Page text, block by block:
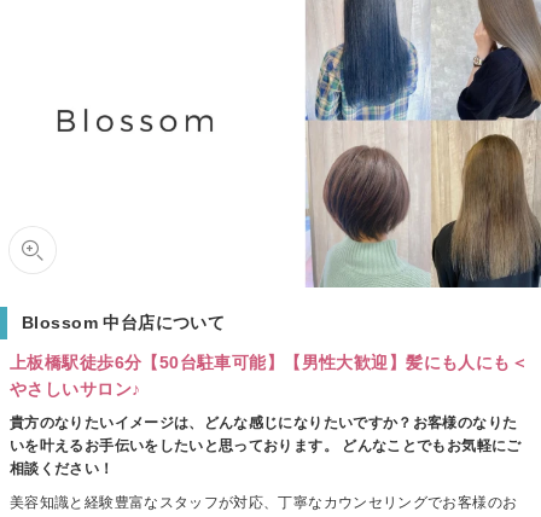
Blossom 中台店について
上板橋駅徒歩6分【50台駐車可能】【男性大歓迎】髪にも人にも＜
やさしいサロン♪
貴方のなりたいイメージは、どんな感じになりたいですか？お客様のなりた
いを叶えるお手伝いをしたいと思っております。 どんなことでもお気軽にご
相談ください！
美容知識と経験豊富なスタッフが対応、丁寧なカウンセリングでお客様のお